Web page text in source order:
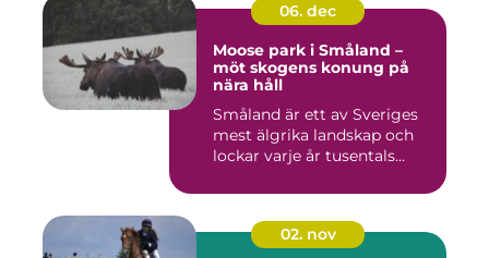
06. dec
Moose park i Småland –
möt skogens konung på
nära håll
Småland är ett av Sveriges
mest älgrika landskap och
lockar varje år tusentals...
02. nov